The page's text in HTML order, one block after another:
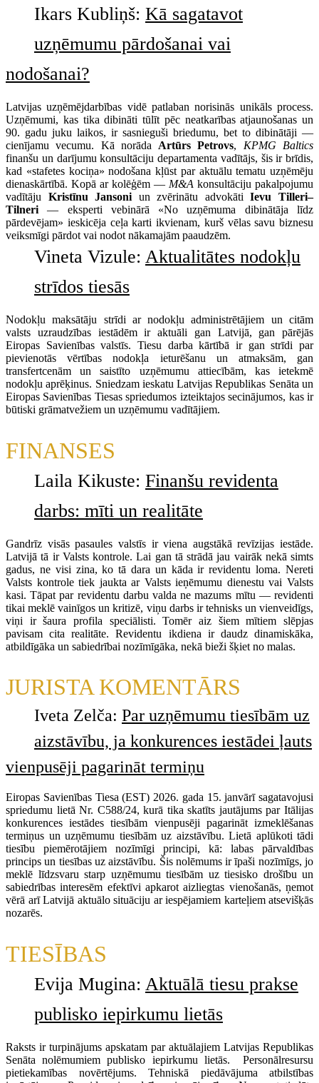
Ikars Kubliņš: Kā sagatavot
uzņēmumu pārdošanai vai
nodošanai?
Latvijas uzņēmējdarbības vidē patlaban norisinās unikāls process.
Uzņēmumi, kas tika dibināti tūlīt pēc neatkarības atjaunošanas un
90. gadu juku laikos, ir sasnieguši briedumu, bet to dibinātāji —
cienījamu vecumu. Kā norāda Artūrs Petrovs, KPMG Baltics
finanšu un darījumu konsultāciju departamenta vadītājs, šis ir brīdis,
kad «stafetes kociņa» nodošana kļūst par aktuālu tematu uzņēmēju
dienaskārtībā. Kopā ar kolēģēm — M&A konsultāciju pakalpojumu
vadītāju Kristīnu Jansoni un zvērinātu advokātiIevu Tilleri–
Tilneri — eksperti vebinārā «No uzņēmuma dibinātāja līdz
pārdevējam» ieskicēja ceļa karti ikvienam, kurš vēlas savu biznesu
veiksmīgi pārdot vai nodot nākamajām paaudzēm.
Vineta Vizule: Aktualitātes nodokļu
strīdos tiesās
Nodokļu maksātāju strīdi ar nodokļu administrētājiem un citām
valsts uzraudzības iestādēm ir aktuāli gan Latvijā, gan pārējās
Eiropas Savienības valstīs. Tiesu darba kārtībā ir gan strīdi par
pievienotās vērtības nodokļa ieturēšanu un atmaksām, gan
transfertcenām un saistīto uzņēmumu attiecībām, kas ietekmē
nodokļu aprēķinus. Sniedzam ieskatu Latvijas Republikas Senāta un
Eiropas Savienības Tiesas spriedumos izteiktajos secinājumos, kas ir
būtiski grāmatvežiem un uzņēmumu vadītājiem.
FINANSES
Laila Kikuste: Finanšu revidenta
darbs: mīti un realitāte
Gandrīz visās pasaules valstīs ir viena augstākā revīzijas iestāde.
Latvijā tā ir Valsts kontrole. Lai gan tā strādā jau vairāk nekā simts
gadus, ne visi zina, ko tā dara un kāda ir revidentu loma. Nereti
Valsts kontrole tiek jaukta ar Valsts ieņēmumu dienestu vai Valsts
kasi. Tāpat par revidentu darbu valda ne mazums mītu — revidenti
tikai meklē vainīgos un kritizē, viņu darbs ir tehnisks un vienveidīgs,
viņi ir šaura profila speciālisti. Tomēr aiz šiem mītiem slēpjas
pavisam cita realitāte. Revidentu ikdiena ir daudz dinamiskāka,
atbildīgāka un sabiedrībai nozīmīgāka, nekā bieži šķiet no malas.
JURISTA KOMENTĀRS
Iveta Zelča: Par uzņēmumu tiesībām uz
aizstāvību, ja konkurences iestādei ļauts
vienpusēji pagarināt termiņu
Eiropas Savienības Tiesa (EST) 2026. gada 15. janvārī sagatavojusi
spriedumu lietā Nr. C588/24, kurā tika skatīts jautājums par Itālijas
konkurences iestādes tiesībām vienpusēji pagarināt izmeklēšanas
termiņus un uzņēmumu tiesībām uz aizstāvību. Lietā aplūkoti tādi
tiesību piemērotājiem nozīmīgi principi, kā: labas pārvaldības
princips un tiesības uz aizstāvību. Šis nolēmums ir īpaši nozīmīgs, jo
meklē līdzsvaru starp uzņēmumu tiesībām uz tiesisko drošību un
sabiedrības interesēm efektīvi apkarot aizliegtas vienošanās, ņemot
vērā arī Latvijā aktuālo situāciju ar iespējamiem karteļiem atsevišķās
nozarēs.
TIESĪBAS
Evija Mugina: Aktuālā tiesu prakse
publisko iepirkumu lietās
Raksts ir turpinājums apskatam par aktuālajiem Latvijas Republikas
Senāta nolēmumiem publisko iepirkumu lietās. Personālresursu
pietiekamības novērtējums. Tehniskā piedāvājuma atbilstības